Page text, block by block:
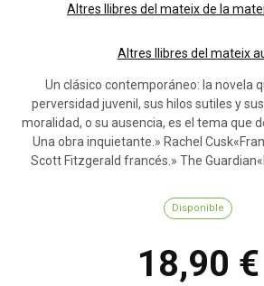
Altres llibres del mateix de la
Altres llibres del mateix
Un clásico contemporáneo: la novela
perversidad juvenil, sus hilos sutiles y
moralidad, o su ausencia, es el tema que
Una obra inquietante.» Rachel
Scott Fitzgerald francés.» The
Disponible
18,90 €